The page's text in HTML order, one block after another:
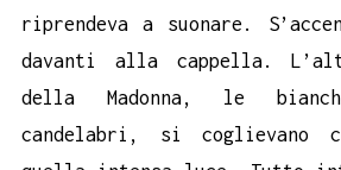
riprendeva a suonare.
davanti alla cappella.
della Madonna, le
candelabri, si coglievano